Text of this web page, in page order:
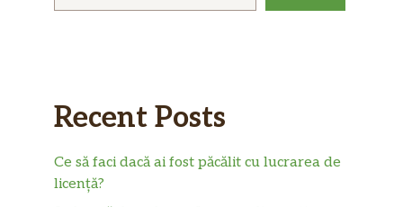
Recent Posts
Ce să faci dacă ai fost păcălit cu lucrarea de
licență?